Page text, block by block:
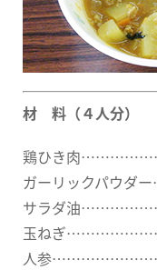
材 料（４人分）
鶏ひき肉
ガーリックパウダ
サラダ油
玉ねぎ
人参